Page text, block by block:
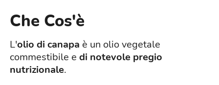
Che Cos'è
L'olio di canapa è un olio vegetale
commestibile e di notevole pregio
nutrizionale.